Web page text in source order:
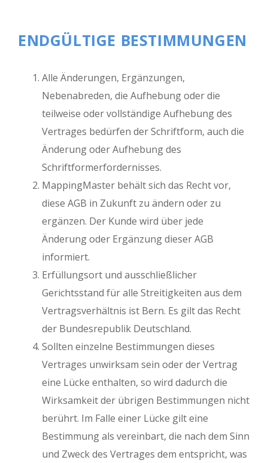
ENDGÜLTIGE BESTIMMUNGEN
Alle Änderungen, Ergänzungen,
Nebenabreden, die Aufhebung oder die
teilweise oder vollständige Aufhebung des
Vertrages bedürfen der Schriftform, auch die
Änderung oder Aufhebung des
Schriftformerfordernisses.
MappingMaster behält sich das Recht vor,
diese AGB in Zukunft zu ändern oder zu
ergänzen. Der Kunde wird über jede
Änderung oder Ergänzung dieser AGB
informiert.
Erfüllungsort und ausschließlicher
Gerichtsstand für alle Streitigkeiten aus dem
Vertragsverhältnis ist Bern. Es gilt das Recht
der Bundesrepublik Deutschland.
Sollten einzelne Bestimmungen dieses
Vertrages unwirksam sein oder der Vertrag
eine Lücke enthalten, so wird dadurch die
Wirksamkeit der übrigen Bestimmungen nicht
berührt. Im Falle einer Lücke gilt eine
Bestimmung als vereinbart, die nach dem Sinn
und Zweck des Vertrages dem entspricht, was